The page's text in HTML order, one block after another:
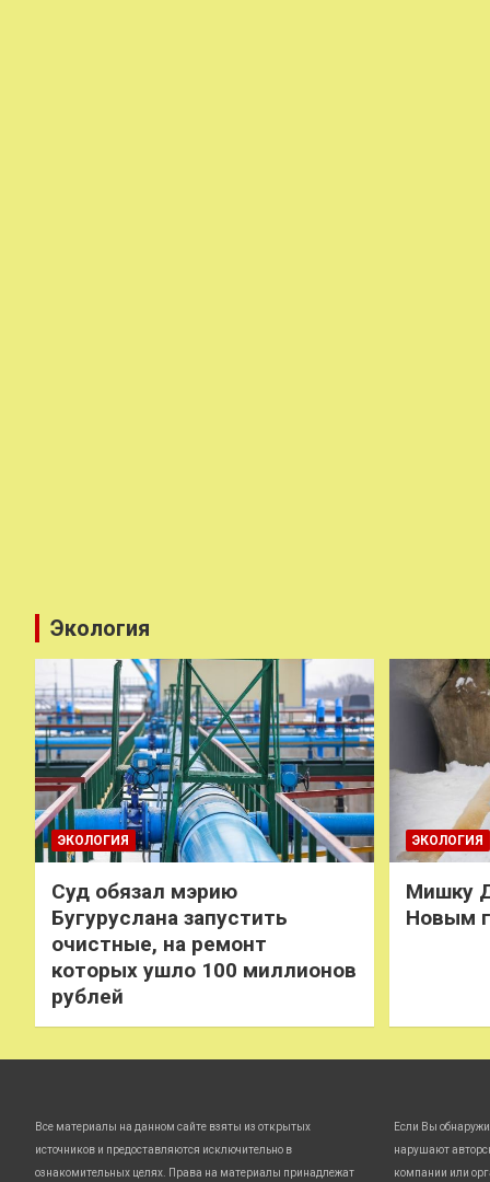
Экология
ЭКОЛОГИЯ
Суд обязал мэрию
Бугуруслана запустить
очистные, на ремонт
которых ушло 100 миллионов
рублей
ЭКОЛОГИЯ
Мишку
Новым
Все материалы на данном сайте взяты из открытых
источников и предоставляются исключительно в
ознакомительных целях. Права на материалы принадлежат
Если Вы
нарушают
компании или